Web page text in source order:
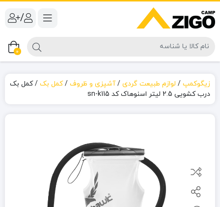
/
0
زیگوکمپ / لوازم طبیعت گردی /آشپزی و ظروف /کمل بک /کمل بک
درب کشویی 2.5 لیتر اسنوهاک کد sn-k115